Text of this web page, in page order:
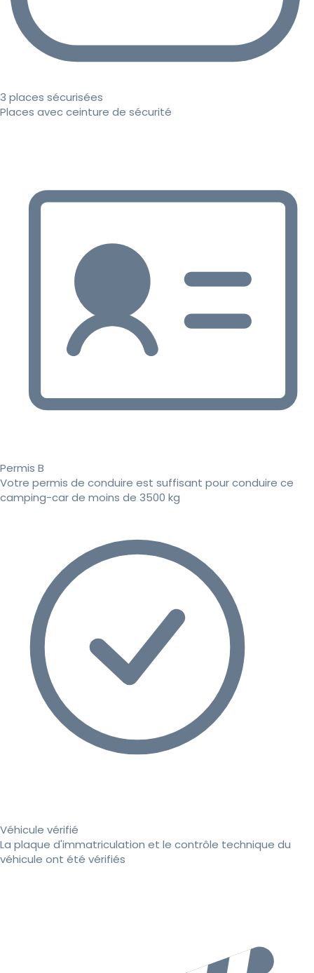
3 places sécurisées
Places avec ceinture de sécurité
Permis B
Votre permis de conduire est suffisant pour conduire ce
camping-car de moins de 3500 kg
Véhicule vérifié
La plaque d'immatriculation et le contrôle technique du
véhicule ont été vérifiés